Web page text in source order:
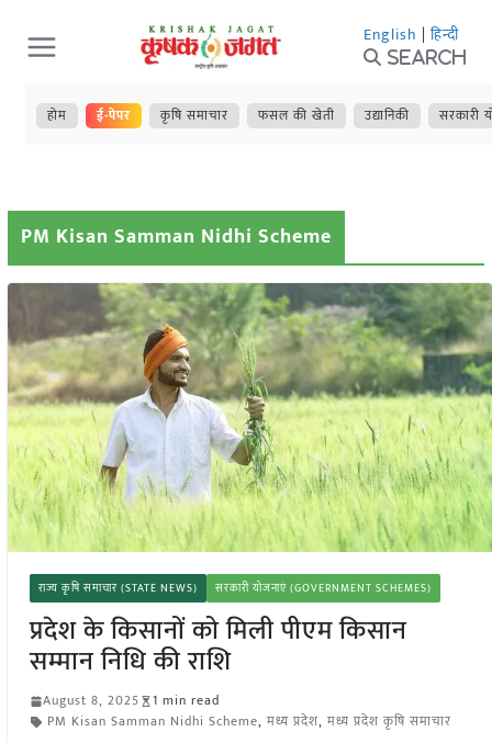
Skip
to
content
English | हिन्दी
Search
होम ई-पेपर कृषि समाचार फसल की खेती उद्यानिकी सरकारी
PM Kisan Samman Nidhi Scheme
राज्य कृषि समाचार (STATE NEWS) सरकारी योजनाएं (GOVERNMENT SCHEMES)
प्रदेश के किसानों को मिली पीएम किसान
सम्मान निधि की राशि
August 8, 2025
1 min read
PM Kisan Samman Nidhi Scheme, मध्य प्रदेश, मध्य प्रदेश कृषि समाचार